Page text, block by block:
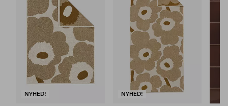
NYHED! NYHED!
favoritter